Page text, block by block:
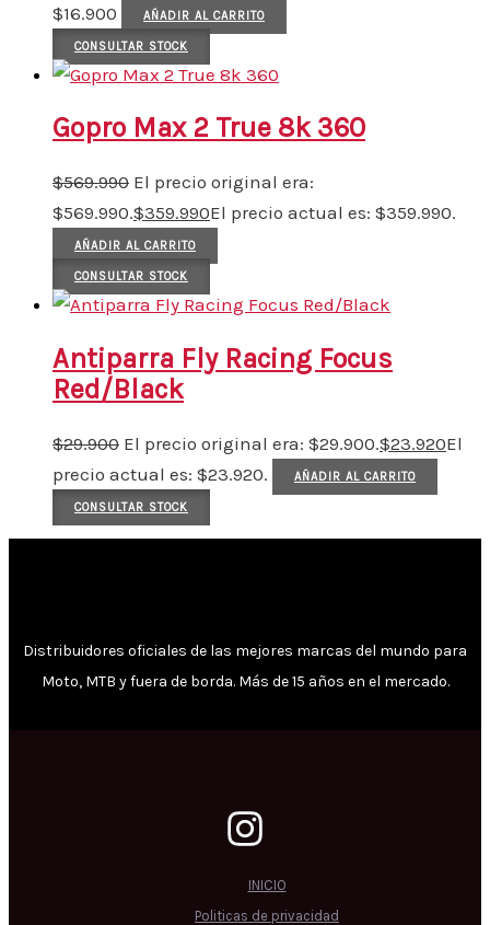
$16.900 AÑADIR AL CARRITO
CONSULTAR STOCK
Gopro Max 2 True 8k 360
$569.990 El precio original era:
$569.990.$359.990El precio actual es: $359.990.
AÑADIR AL CARRITO
CONSULTAR STOCK
Antiparra Fly Racing Focus
Red/Black
$29.900 El precio original era: $29.900.$23.920El
precio actual es: $23.920.
AÑADIR AL CARRITO
CONSULTAR STOCK
Distribuidores oficiales de las mejores marcas del mundo para
Moto, MTB y fuera de borda. Más de 15 años en el mercado.
INICIO
Politicas de privacidad